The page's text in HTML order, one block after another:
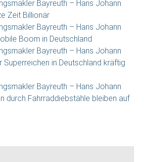
Bayreuth – Hans Johann
Zeit Billionär
Bayreuth – Hans Johann
Boom in Deutschland
Bayreuth – Hans Johann
Superreichen in Deutschland kräftig
Bayreuth – Hans Johann
durch Fahrraddiebstähle bleiben auf